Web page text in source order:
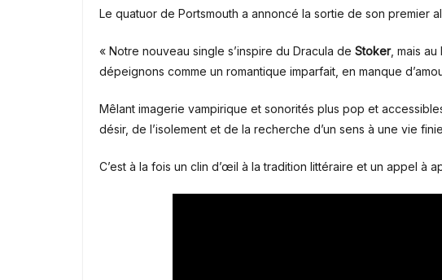
Le quatuor de Portsmouth a annoncé la sortie de son premier
« Notre nouveau single s’inspire du Dracula de Stoker, mais au
dépeignons comme un romantique imparfait, en manque
Mêlant imagerie vampirique et sonorités plus pop et
désir, de l’isolement et de la recherche d’un sens à une vie
C’est à la fois un clin d’œil à la tradition littéraire et un appel à